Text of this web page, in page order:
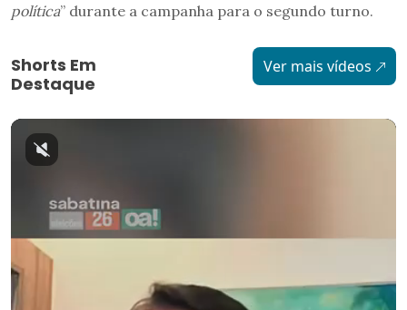
política” durante a campanha para o segundo turno.
Shorts Em
Destaque
Ver mais vídeos